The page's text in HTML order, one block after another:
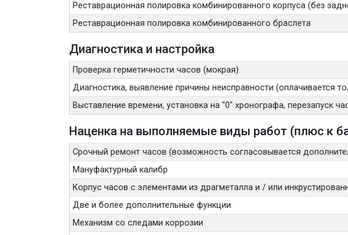
Реставрационная полировка комбинированного корпуса (без
Реставрационная полировка комбинированного браслета
Диагностика и настройка
Проверка герметичности часов (мокрая)
Диагностика, выявление причины неисправности (оплачивается
Выставление времени, установка на "0" хронографа, перезапуск
Наценка на выполняемые виды работ (плюс к
Срочный ремонт часов (возможность согласовывается
Мануфактурный калибр
Корпус часов с элементами из драгметалла и / или
Две и более дополнительные функции
Механизм со следами коррозии